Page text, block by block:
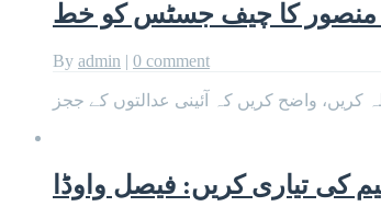
منصور کا چیف جسٹس کو خط
By admin | 0 comment
واضح کریں کہ آئینی عدالتوں کے ججز